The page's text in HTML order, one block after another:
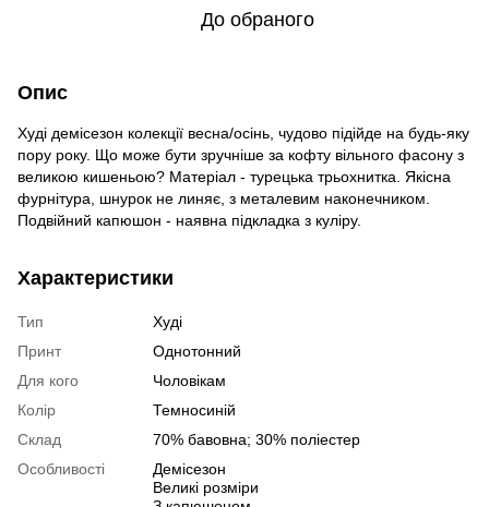
До обраного
Опис
Худі демісезон колекції весна/осінь, чудово підійде на будь-яку
пору року. Що може бути зручніше за кофту вільного фасону з
великою кишеньою? Матеріал - турецька трьохнитка. Якісна
фурнітура, шнурок не линяє, з металевим наконечником.
Подвійний капюшон - наявна підкладка з куліру.
Характеристики
Тип
Худі
Принт
Однотонний
Для кого
Чоловікам
Колір
Темносиній
Склад
70% бавовна; 30% поліестер
Особливості
Демісезон
Великі розміри